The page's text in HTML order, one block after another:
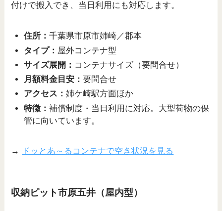
付けで搬入でき、当日利用にも対応します。
住所： 千葉県市原市姉崎／郡本
タイプ： 屋外コンテナ型
サイズ展開： コンテナサイズ（要問合せ）
月額料金目安： 要問合せ
アクセス： 姉ケ崎駅方面ほか
特徴： 補償制度・当日利用に対応。大型荷物の保
管に向いています。
→ ドッとあ～るコンテナで空き状況を見る
収納ピット市原五井（屋内型）